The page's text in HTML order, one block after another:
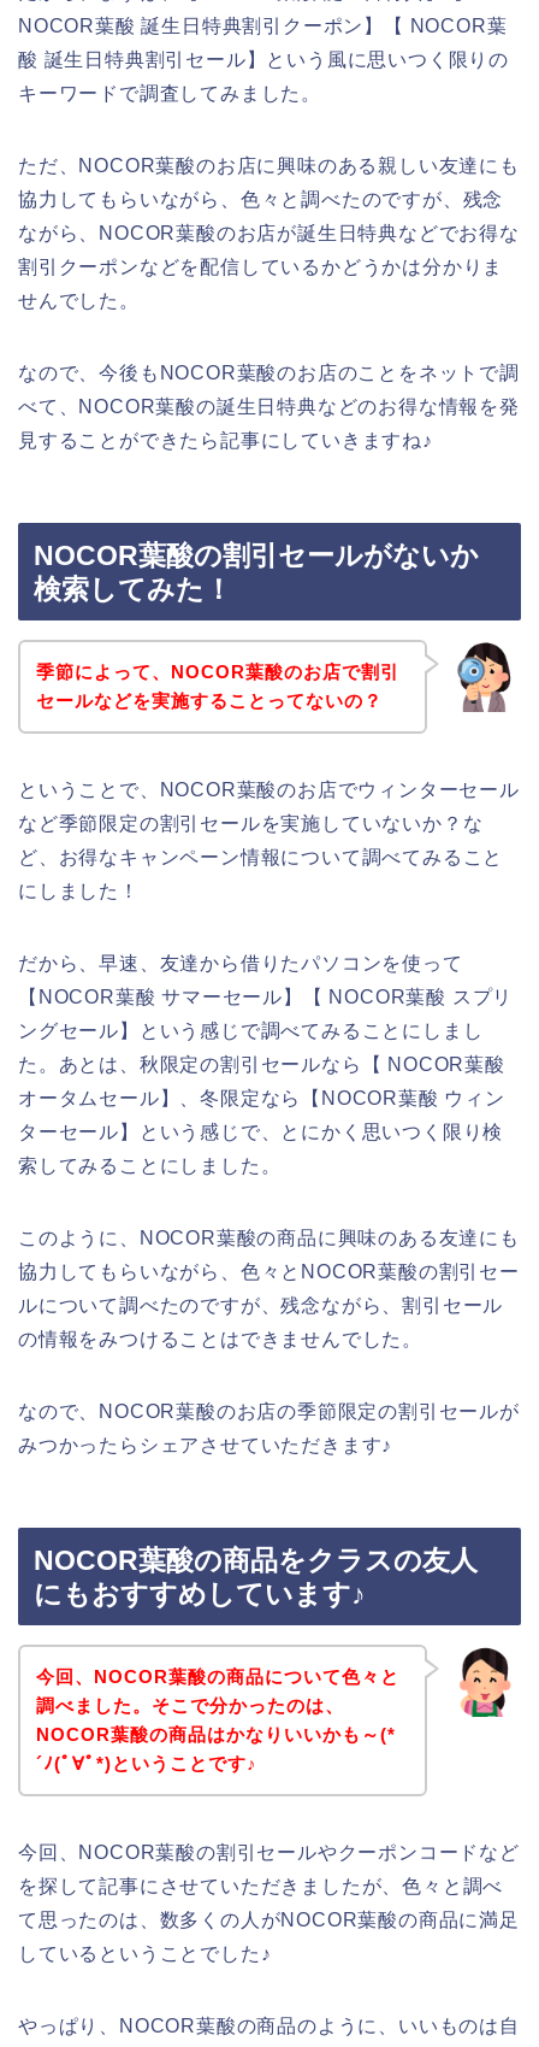
NOCOR葉酸 誕生日特典割引クーポン】【 NOCOR葉
酸 誕生日特典割引セール】という風に思いつく限りの
キーワードで調査してみました。
ただ、NOCOR葉酸のお店に興味のある親しい友達にも
協力してもらいながら、色々と調べたのですが、残念
ながら、NOCOR葉酸のお店が誕生日特典などでお得な
割引クーポンなどを配信しているかどうかは分かりま
せんでした。
なので、今後もNOCOR葉酸のお店のことをネットで調
べて、NOCOR葉酸の誕生日特典などのお得な情報を発
見することができたら記事にしていきますね♪
NOCOR葉酸の割引セールがないか
検索してみた！
季節によって、NOCOR葉酸のお店で割引
セールなどを実施することってないの？
ということで、NOCOR葉酸のお店でウィンターセール
など季節限定の割引セールを実施していないか？な
ど、お得なキャンペーン情報について調べてみること
にしました！
だから、早速、友達から借りたパソコンを使って
【NOCOR葉酸 サマーセール】【 NOCOR葉酸 スプリ
ングセール】という感じで調べてみることにしまし
た。あとは、秋限定の割引セールなら【 NOCOR葉酸
オータムセール】、冬限定なら【NOCOR葉酸 ウィン
ターセール】という感じで、とにかく思いつく限り検
索してみることにしました。
このように、NOCOR葉酸の商品に興味のある友達にも
協力してもらいながら、色々とNOCOR葉酸の割引セー
ルについて調べたのですが、残念ながら、割引セール
の情報をみつけることはできませんでした。
なので、NOCOR葉酸のお店の季節限定の割引セールが
みつかったらシェアさせていただきます♪
NOCOR葉酸の商品をクラスの友人
にもおすすめしています♪
今回、NOCOR葉酸の商品について色々と
調べました。そこで分かったのは、
NOCOR葉酸の商品はかなりいいかも～(*
´ﾉ(ﾟ∀ﾟ*)ということです♪
今回、NOCOR葉酸の割引セールやクーポンコードなど
を探して記事にさせていただきましたが、色々と調べ
て思ったのは、数多くの人がNOCOR葉酸の商品に満足
しているということでした♪
やっぱり、NOCOR葉酸の商品のように、いいものは自